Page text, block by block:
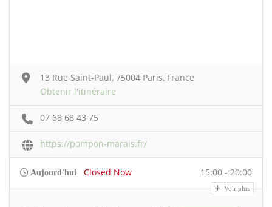
13 Rue Saint-Paul, 75004 Paris, France
Obtenir l'itinéraire
07 68 68 43 75
https://pompon-marais.fr/
Aujourd'hui Closed Now 15:00 - 20:00
Voir plus